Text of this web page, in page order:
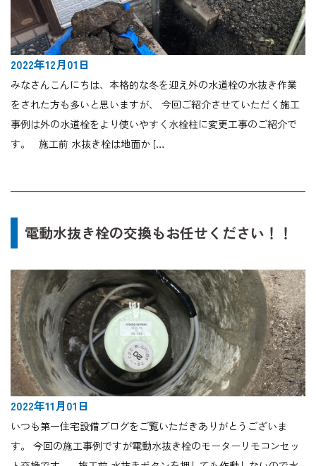
2022年12月01日
みなさんこんにちは、本格的な冬を迎え外の水道栓の水抜き作業
をされた方も多いと思いますが、 今回ご紹介させていただく施工
事例は外の水道栓をより使いやすく水栓柱に変更工事のご紹介で
す。 施工前 水抜き栓は地面か […
電動水抜き栓の交換もお任せください！！
2022年11月01日
いつも第一住宅設備ブログをご覧いただきありがとうございま
す。 今回の施工事例ですが電動水抜き栓のモーターリモコンセッ